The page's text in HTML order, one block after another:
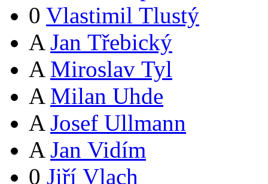
0 Vlastimil Tlustý
A Jan Třebický
A Miroslav Tyl
A Milan Uhde
A Josef Ullmann
A Jan Vidím
0 Jiří Vlach